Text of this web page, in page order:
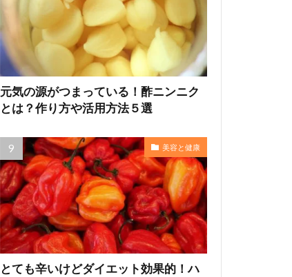
元気の源がつまっている！酢ニンニク
とは？作り方や活用方法５選
美容と健康
とても辛いけどダイエット効果的！ハ